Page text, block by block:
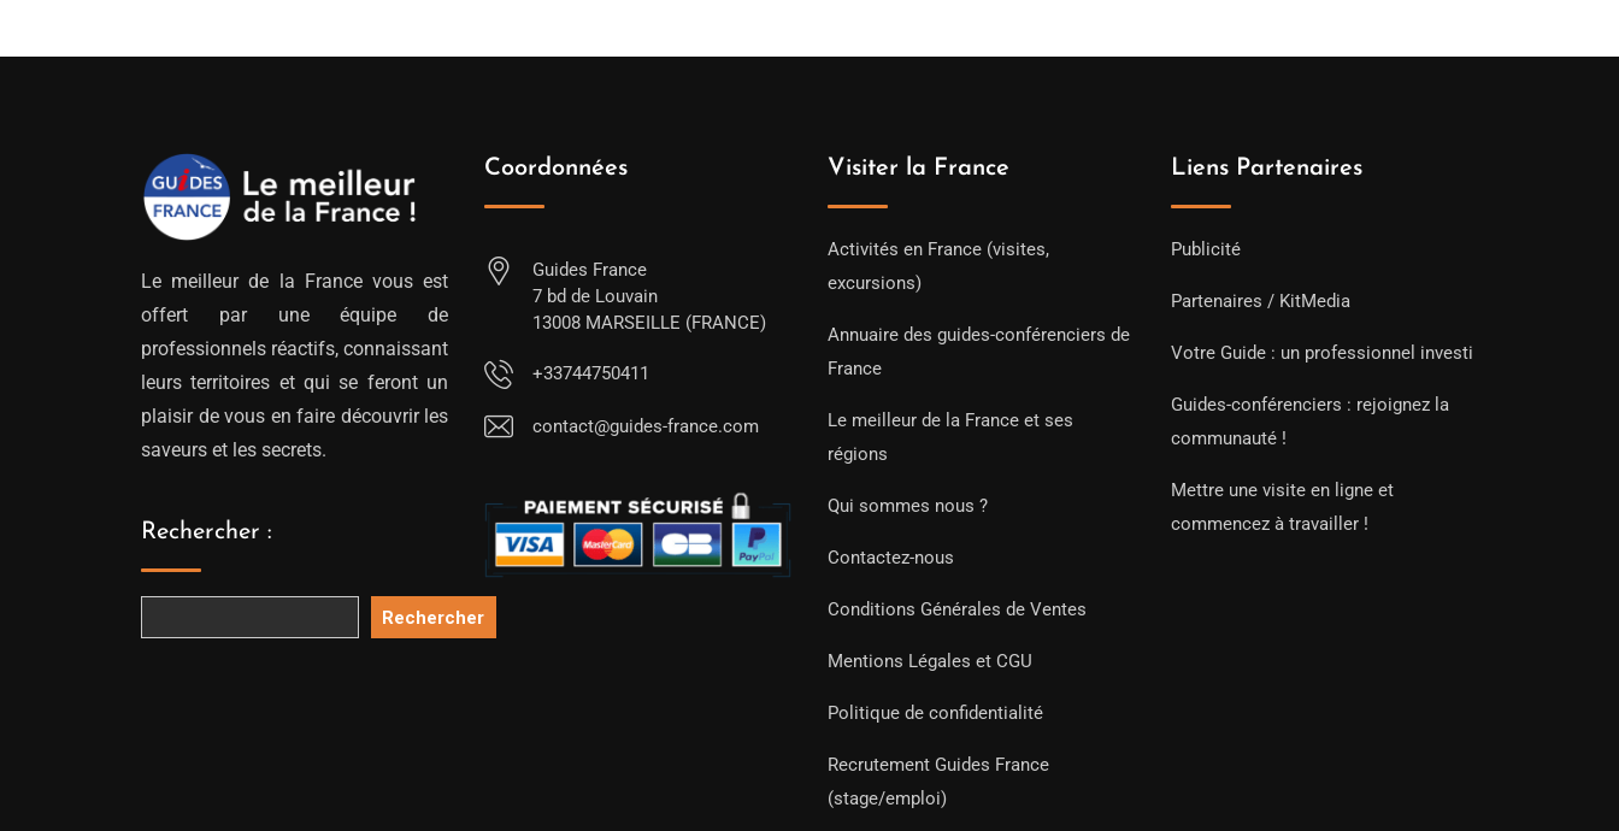
Le meilleur de la France vous est
offert par une équipe de
professionnels réactifs, connaissant
leurs territoires et qui se feront un
plaisir de vous en faire découvrir les
saveurs et les secrets.
Rechercher :
Rechercher
Coordonnées
Guides France
7 bd de Louvain
13008 MARSEILLE (FRANCE)
+33744750411
contact@guides-france.com
Visiter la France
Activités en France (visites,
excursions)
Annuaire des guides-conférenciers de
France
Le meilleur de la France et ses
régions
Qui sommes nous ?
Contactez-nous
Conditions Générales de Ventes
Mentions Légales et CGU
Politique de confidentialité
Recrutement Guides France
(stage/emploi)
Liens Partenaires
Publicité
Partenaires / KitMedia
Votre Guide : un professionnel investi
Guides-conférenciers : rejoignez la
communauté !
Mettre une visite en ligne et
commencez à travailler !